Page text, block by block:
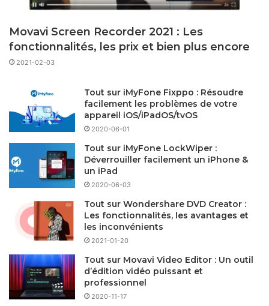
Movavi Screen Recorder 2021 : Les
fonctionnalités, les prix et bien plus encore
2021-02-03
Tout sur iMyFone Fixppo : Résoudre
facilement les problèmes de votre
appareil iOS/iPadOS/tvOS
2020-06-01
Tout sur iMyFone LockWiper :
Déverrouiller facilement un iPhone &
un iPad
2020-06-03
Tout sur Wondershare DVD Creator :
Les fonctionnalités, les avantages et
les inconvénients
2021-01-20
Tout sur Movavi Video Editor : Un outil
d’édition vidéo puissant et
professionnel
2020-11-17